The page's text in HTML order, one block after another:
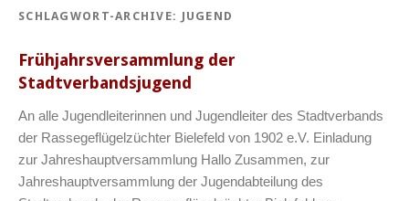
SCHLAGWORT-ARCHIVE: JUGEND
Frühjahrsversammlung der
Stadtverbandsjugend
An alle Jugendleiterinnen und Jugendleiter des Stadtverbands
der Rassegeflügelzüchter Bielefeld von 1902 e.V. Einladung
zur Jahreshauptversammlung Hallo Zusammen, zur
Jahreshauptversammlung der Jugendabteilung des